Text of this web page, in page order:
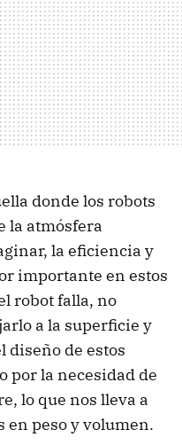
donde los robots
la atmósfera
la eficiencia y
importante en estos
robot falla, no
a la superficie y
diseño de estos
por la necesidad de
lo que nos lleva a
peso y volumen.